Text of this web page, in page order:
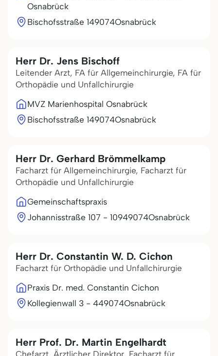
Osnabrück
Bischofsstraße 149074Osnabrück
Herr Dr. Jens Bischoff
Leitender Arzt, FA für Allgemeinchirurgie, FA für
Orthopädie und Unfallchirurgie
MVZ Marienhospital Osnabrück
Bischofsstraße 149074Osnabrück
Herr Dr. Gerhard Brömmelkamp
Facharzt für Allgemeinchirurgie, Facharzt für
Orthopädie und Unfallchirurgie
Gemeinschaftspraxis
Johannisstraße 107 - 10949074Osnabrück
Herr Dr. Constantin W. D. Cichon
Facharzt für Orthopädie und Unfallchirurgie
Praxis Dr. med. Constantin Cichon
Kollegienwall 3 - 449074Osnabrück
Herr Prof. Dr. Martin Engelhardt
Chefarzt, Ärztlicher Direktor, Facharzt für